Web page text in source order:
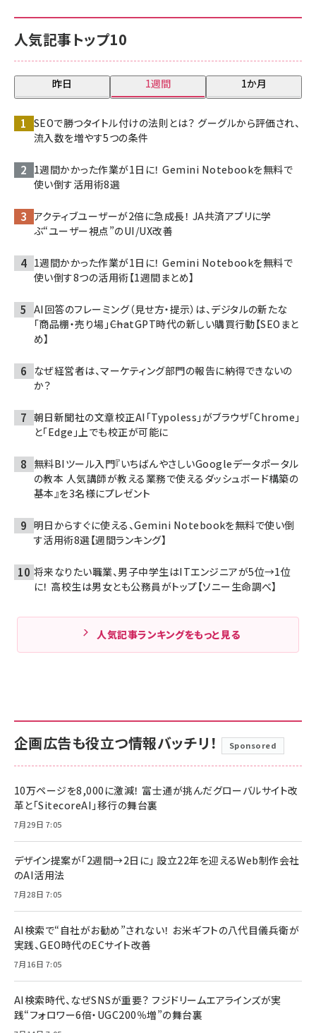
人気記事トップ10
昨日 1週間 1か月
SEOで勝つタイトル付けの法則とは？ グーグルから評価され、
流入数を増やす5つの条件
1週間かかった作業が1日に！ Gemini Notebookを無料で
使い倒す活用術8選
アクティブユーザーが2倍に急成長！ JA共済アプリに学
ぶ“ユーザー視点”のUI/UX改善
1週間かかった作業が1日に！ Gemini Notebookを無料で
使い倒す8つの活用術【1週間まとめ】
AI回答のフレーミング（見せ方・提示）は、デジタルの新たな
「商品棚・売り場」――ChatGPT時代の新しい購買行動【SEOまと
め】
なぜ経営者は、マーケティング部門の報告に納得できないの
か？
朝日新聞社の文章校正AI「Typoless」がブラウザ「Chrome」
と「Edge」上でも校正が可能に
無料BIツール入門『いちばんやさしいGoogleデータポータル
の教本 人気講師が教える業務で使えるダッシュボード構築の
基本』を3名様にプレゼント
明日からすぐに使える、Gemini Notebookを無料で使い倒
す活用術8選【週間ランキング】
将来なりたい職業、男子中学生はITエンジニアが5位→1位
に！ 高校生は男女とも公務員がトップ【ソニー生命調べ】
人気記事ランキングをもっと見る
企画広告も役立つ情報バッチリ！ Sponsored
10万ページを8,000に激減！ 富士通が挑んだグローバルサイト改
革と「SitecoreAI」移行の舞台裏
7月29日 7:05
デザイン提案が「2週間→2日に」 設立22年を迎えるWeb制作会社
のAI活用法
7月28日 7:05
AI検索で“自社がお勧め”されない！ お米ギフトの八代目儀兵衛が
実践、GEO時代のECサイト改善
7月16日 7:05
AI検索時代、なぜSNSが重要？ フジドリームエアラインズが実
践“フォロワー6倍・UGC200％増”の舞台裏